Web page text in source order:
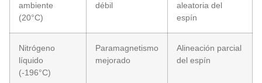
ambiente
(20°C)
débil
aleatoria del
espín
Nitrógeno
líquido
(-196°C)
Paramagnetismo
mejorado
Alineación parcial
del espín